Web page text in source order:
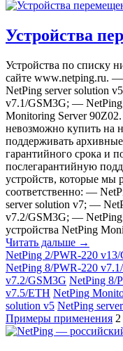
Устройства
Устройства по списку
сайте www.netping.ru.
NetPing server solution
v7.1/GSM3G; —
Monitoring Server 90Z02.
невозможно купить на
поддерживать
гарантийного срока и
послегарантийную
устройств, которые мы
соответственно: —
server solution v7; —
v7.2/GSM3G; —
устройства NetPing
Читать дальше →
NetPing 2/PWR-220
NetPing 8/PWR-220
v7.2/GSM3G NetPing 8/
v7.5/ETH NetPing
solution v5 NetPing
Примеры применения